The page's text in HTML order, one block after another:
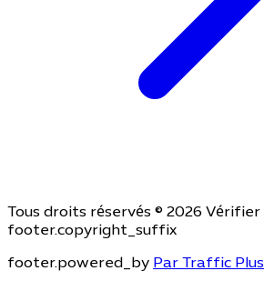
Tous droits réservés © 2026 Vérifier
footer.copyright_suffix
footer.powered_by Par Traffic Plus